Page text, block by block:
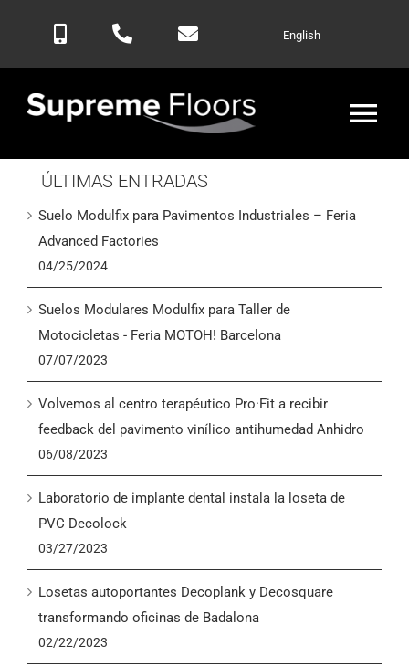
English
Inicio
Productos
Contactar
English
ÚLTIMAS ENTRADAS
Suelo Modulfix para Pavimentos Industriales – Feria
Advanced Factories
04/25/2024
Suelos Modulares Modulfix para Taller de
Motocicletas - Feria MOTOH! Barcelona
07/07/2023
Volvemos al centro terapéutico Pro·Fit a recibir
feedback del pavimento vinílico antihumedad Anhidro
06/08/2023
Laboratorio de implante dental instala la loseta de
PVC Decolock
03/27/2023
Losetas autoportantes Decoplank y Decosquare
transformando oficinas de Badalona
02/22/2023